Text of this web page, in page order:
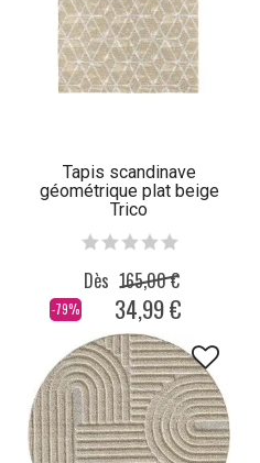
Tapis scandinave
géométrique plat beige
Trico
-79%
Dès 165,00 €
34,99 €